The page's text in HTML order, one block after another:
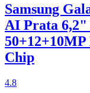
Samsung
AI Prata
Chip
4.8